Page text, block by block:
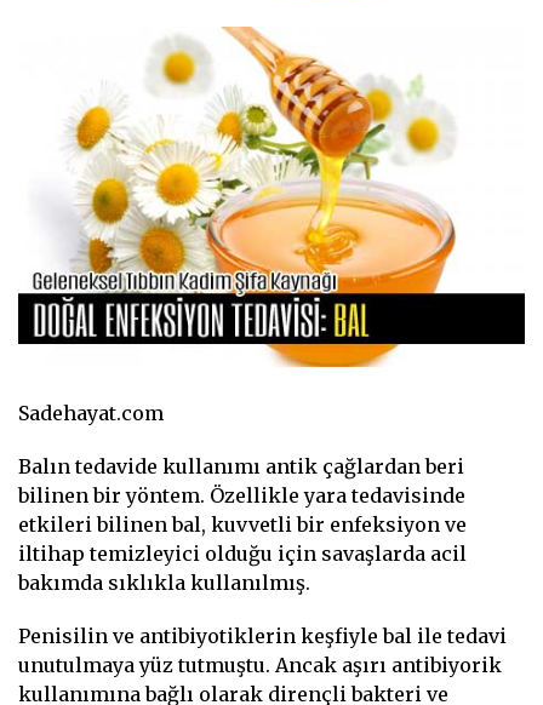
Sadehayat.com
Balın tedavide kullanımı antik çağlardan beri
bilinen bir yöntem. Özellikle yara tedavisinde
etkileri bilinen bal, kuvvetli bir enfeksiyon ve
iltihap temizleyici olduğu için savaşlarda acil
bakımda sıklıkla kullanılmış.
Penisilin ve antibiyotiklerin keşfiyle bal ile tedavi
unutulmaya yüz tutmuştu. Ancak aşırı antibiyorik
kullanımına bağlı olarak dirençli bakteri ve